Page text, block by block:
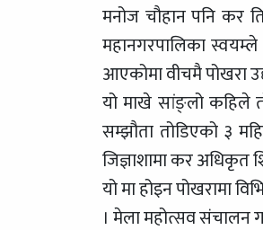
मनोज चौहान पनि कर
महानगरपालिका
आएकोमा वीचमै पोखरा
यो माखे सांङ्लो कहिले
सम्झौता तोडिएको ३
जिज्ञाशामा कर अधिकृत
यो मा होइन पोखरामा
। मेला महोत्सव संचालन